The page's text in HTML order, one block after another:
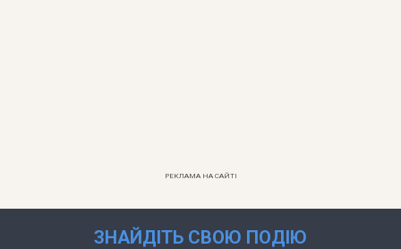
РЕКЛАМА НА САЙТІ
ЗНАЙДІТЬ СВОЮ ПОДІЮ